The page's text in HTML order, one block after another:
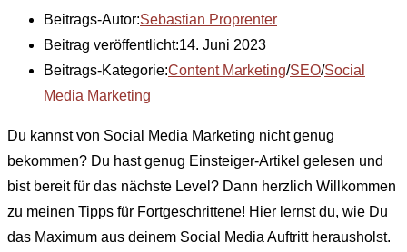
Beitrags-Autor:Sebastian Proprenter
Beitrag veröffentlicht:14. Juni 2023
Beitrags-Kategorie:Content Marketing/SEO/Social
Media Marketing
Du kannst von Social Media Marketing nicht genug
bekommen? Du hast genug Einsteiger-Artikel gelesen und
bist bereit für das nächste Level? Dann herzlich Willkommen
zu meinen Tipps für Fortgeschrittene! Hier lernst du, wie Du
das Maximum aus deinem Social Media Auftritt herausholst.